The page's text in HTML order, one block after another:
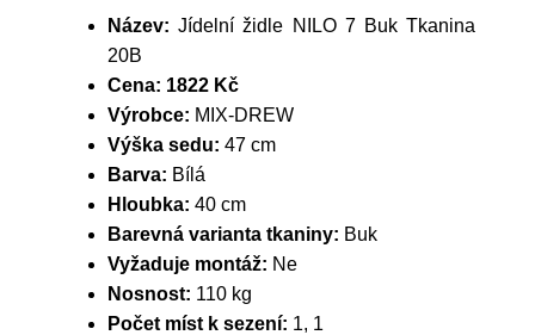
Název: Jídelní židle NILO 7 Buk Tkanina
20B
Cena: 1822 Kč
Výrobce: MIX-DREW
Výška sedu: 47 cm
Barva: Bílá
Hloubka: 40 cm
Barevná varianta tkaniny: Buk
Vyžaduje montáž: Ne
Nosnost: 110 kg
Počet míst k sezení: 1, 1